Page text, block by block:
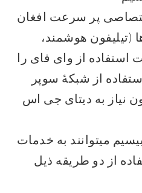
پر سرعت افغان
(تیلیفون هوشمند،
استفاده از وای فای را
از شبکۀ سوپر
نیاز به دیتای جی اس
میتوانند به خدمات
از دو طریقه ذیل